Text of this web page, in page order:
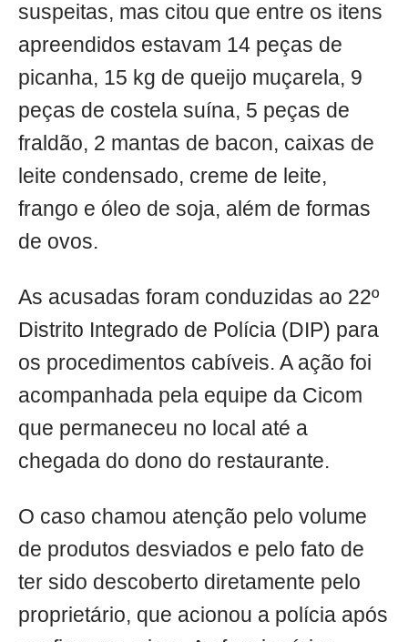
suspeitas, mas citou que entre os itens
apreendidos estavam 14 peças de
picanha, 15 kg de queijo muçarela, 9
peças de costela suína, 5 peças de
fraldão, 2 mantas de bacon, caixas de
leite condensado, creme de leite,
frango e óleo de soja, além de formas
de ovos.
As acusadas foram conduzidas ao 22º
Distrito Integrado de Polícia (DIP) para
os procedimentos cabíveis. A ação foi
acompanhada pela equipe da Cicom
que permaneceu no local até a
chegada do dono do restaurante.
O caso chamou atenção pelo volume
de produtos desviados e pelo fato de
ter sido descoberto diretamente pelo
proprietário, que acionou a polícia após